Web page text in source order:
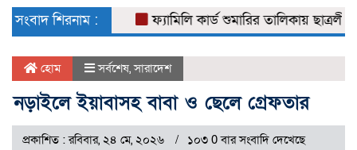
সংবাদ শিরনাম :
ফ্যামিলি কার্ড শুমারির তালিকায় ছাত্রলীগ নেতা
হোম সর্বশেষ,সারাদেশ
নড়াইলে ইয়াবাসহ বাবা ও ছেলে গ্রেফতার
প্রকাশিত : রবিবার, ২৪ মে, ২০২৬ ১০৩ 0 বার সংবাদি দেখেছে